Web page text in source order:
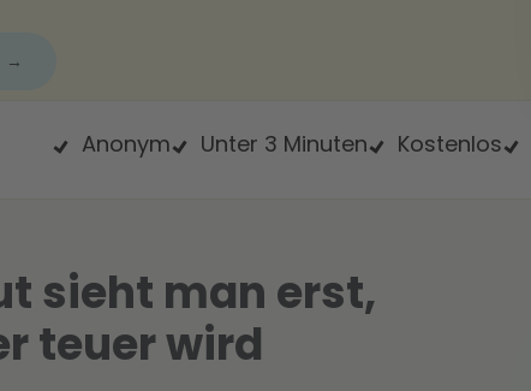
→
Anonym Unter 3 Minuten Kostenlos
sieht man erst,
teuer wird